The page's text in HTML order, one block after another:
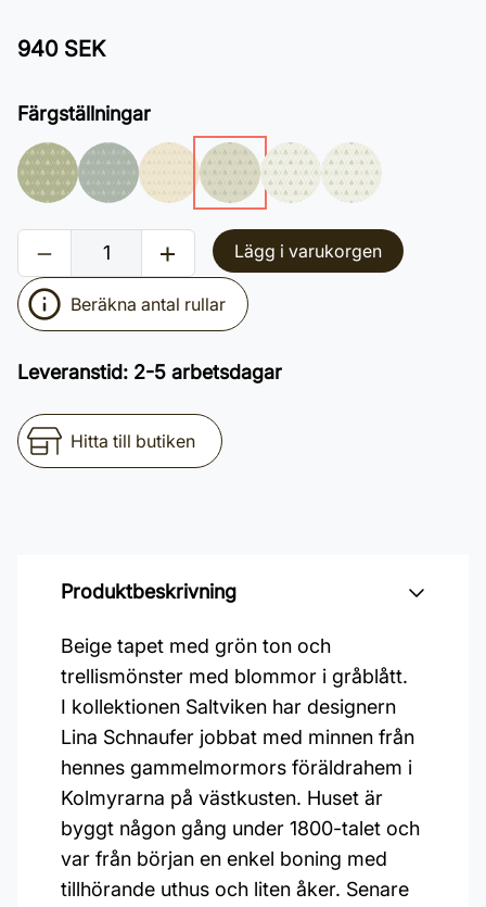
940 SEK
Färgställningar
Lägg i varukorgen
Beräkna antal rullar
Leveranstid: 2-5 arbetsdagar
Hitta till butiken
Produktbeskrivning
Beige tapet med grön ton och
trellismönster med blommor i gråblått.
I kollektionen Saltviken har designern
Lina Schnaufer jobbat med minnen från
hennes gammelmormors föräldrahem i
Kolmyrarna på västkusten. Huset är
byggt någon gång under 1800-talet och
var från början en enkel boning med
tillhörande uthus och liten åker. Senare